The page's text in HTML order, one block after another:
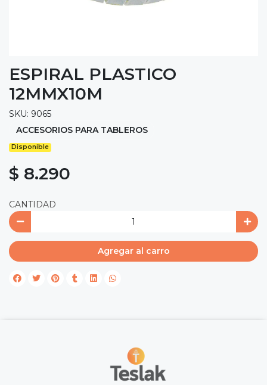
ESPIRAL PLASTICO
12MMX10M
SKU: 9065
ACCESORIOS PARA TABLEROS
Disponible
$ 8.290
CANTIDAD
Agregar al carro